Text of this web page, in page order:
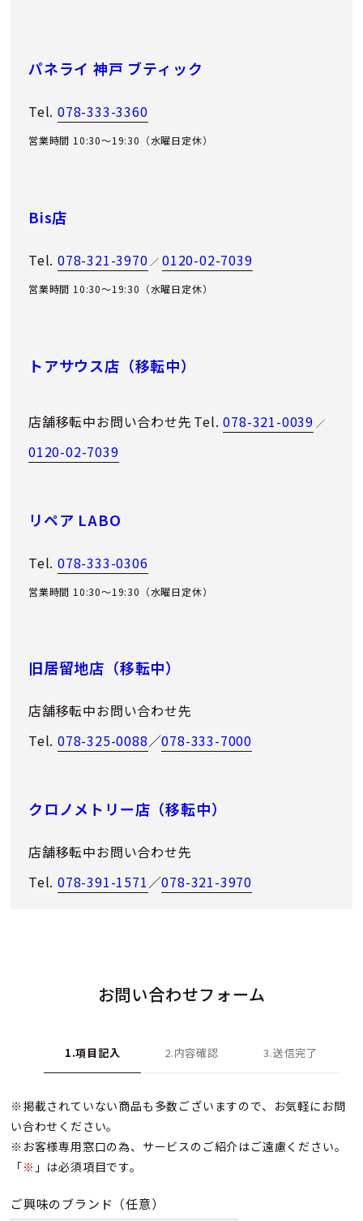
パネライ 神戸 ブティック
Tel. 078-333-3360
営業時間 10:30～19:30（水曜日定休）
Bis店
Tel. 078-321-3970 ／0120-02-7039
営業時間 10:30～19:30（水曜日定休）
トアサウス店（移転中）
店舗移転中お問い合わせ先 Tel.078-321-0039 ／
0120-02-7039
リペア LABO
Tel. 078-333-0306
営業時間 10:30～19:30（水曜日定休）
旧居留地店（移転中）
店舗移転中お問い合わせ先
Tel. 078-325-0088／078-333-7000
クロノメトリー店（移転中）
店舗移転中お問い合わせ先
Tel. 078-391-1571／078-321-3970
お問い合わせフォーム
1.項目記入 2.内容確認 3.送信完了
※掲載されていない商品も多数ございますので、お気軽にお問
い合わせください。
※お客様専用窓口の為、サービスのご紹介はご遠慮ください。
「※ 」は必須項目です。
ご興味のブランド （任意）